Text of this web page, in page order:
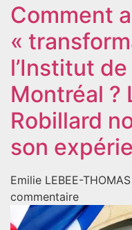
Comment
«
l’Institut
Montréal ?
Robillard
son
Emilie LEBEE-THOMAS
commentaire